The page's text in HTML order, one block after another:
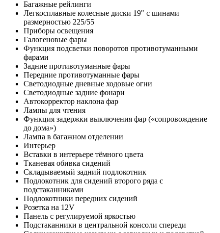
Багажные рейлинги
Легкосплавные колесные диски 19" с шинами
размерностью 225/55
Приборы освещения
Галогеновые фары
Функция подсветки поворотов противотуманными
фарами
Задние противотуманные фары
Передние противотуманные фары
Светодиодные дневные ходовые огни
Светодиодные задние фонари
Автокорректор наклона фар
Лампы для чтения
Функция задержки выключения фар («сопровождение
до дома»)
Лампа в багажном отделении
Интерьер
Вставки в интерьере тёмного цвета
Тканевая обивка сидений
Складываемый задний подлокотник
Подлокотник для сидений второго ряда с
подстаканниками
Подлокотники передних сидений
Розетка на 12V
Панель с регулируемой яркостью
Подстаканники в центральной консоли спереди